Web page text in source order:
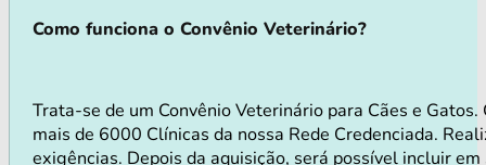
Como funciona o Convênio Veterinário?
Trata-se de um Convênio Veterinário para Cães e
mais de 6000 Clínicas da nossa Rede Credenciada.
exigências. Depois da aquisição, será possível incluir